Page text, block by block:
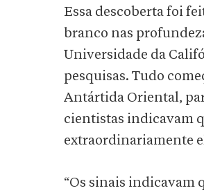
Essa descoberta foi
branco nas
Universidade da
pesquisas. Tudo
Antártida Oriental,
cientistas indicavam
extraordinariamente
“Os sinais indicavam